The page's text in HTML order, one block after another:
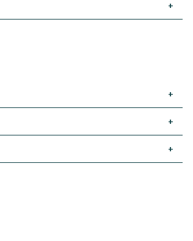
+
+
+
+